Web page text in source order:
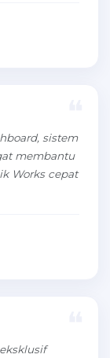
sistem
membantu
Works cepat